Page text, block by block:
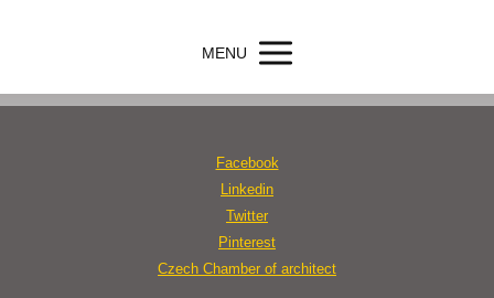
MENU
Facebook
Linkedin
Twitter
Pinterest
Czech Chamber of architect